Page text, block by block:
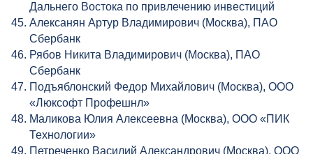
Дальнего Востока по привлечению инвестиций
Алексанян Артур Владимирович (Москва), ПАО
Сбербанк
Рябов Никита Владимирович (Москва), ПАО
Сбербанк
Подъяблонский Федор Михайлович (Москва), ООО
«Люксофт Профешнл»
Маликова Юлия Алексеевна (Москва), ООО «ПИК
Технологии»
Петреченко Василий Александрович (Москва), ООО